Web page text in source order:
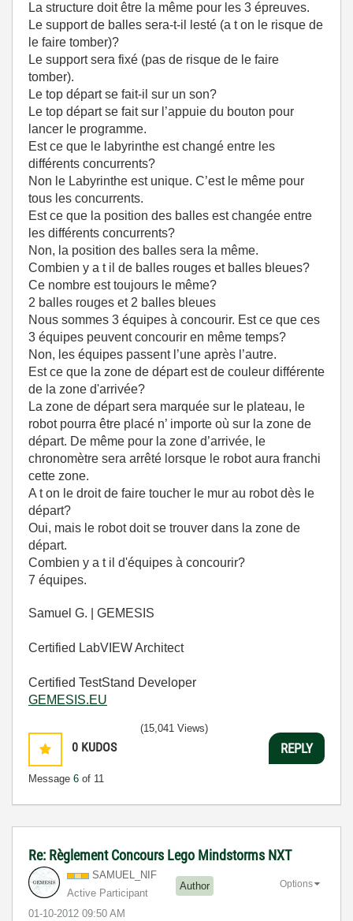
La structure doit être la même pour les 3 épreuves.
Le support de balles sera-t-il lesté (a t on le risque de
le faire tomber)?
Le support sera fixé (pas de risque de le faire
tomber).
Le top départ se fait-il sur un son?
Le top départ se fait sur l’appuie du bouton pour
lancer le programme.
Est ce que le labyrinthe est changé entre les
différents concurrents?
Non le Labyrinthe est unique. C’est le même pour
tous les concurrents.
Est ce que la position des balles est changée entre
les différents concurrents?
Non, la position des balles sera la même.
Combien y a t il de balles rouges et balles bleues?
Ce nombre est toujours le même?
2 balles rouges et 2 balles bleues
Nous sommes 3 équipes à concourir. Est ce que ces
3 équipes peuvent concourir en même temps?
Non, les équipes passent l’une après l’autre.
Est ce que la zone de départ est de couleur différente
de la zone d'arrivée?
La zone de départ sera marquée sur le plateau, le
robot pourra être placé n’ importe où sur la zone de
départ. De même pour la zone d’arrivée, le
chronomètre sera arrêté lorsque le robot aura franchi
cette zone.
A t on le droit de faire toucher le mur au robot dès le
départ?
Oui, mais le robot doit se trouver dans la zone de
départ.
Combien y a t il d'équipes à concourir?
7 équipes.
Samuel G. | GEMESIS
Certified LabVIEW Architect
Certified TestStand Developer
GEMESIS.EU
0 KUDOS
Message 6 of 11
(15,041 Views)
REPLY
Re: Règlement Concours Lego Mindstorms NXT
SAMUEL_NIF
Active Participant
Author
‎01-10-2012 09:50 AM
Options